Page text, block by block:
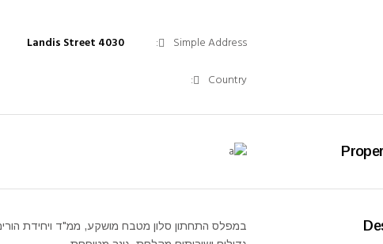
Simple Address:
4030 Landis Street
Country: